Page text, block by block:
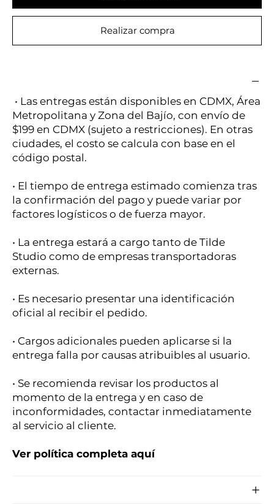
Realizar compra
• Las entregas están disponibles en CDMX, Área
Metropolitana y Zona del Bajío, con envío de
$199 en CDMX (sujeto a restricciones). En otras
ciudades, el costo se calcula con base en el
código postal.
• El tiempo de entrega estimado comienza tras
la confirmación del pago y puede variar por
factores logísticos o de fuerza mayor.
• La entrega estará a cargo tanto de Tilde
Studio como de empresas transportadoras
externas.
• Es necesario presentar una identificación
oficial al recibir el pedido.
• Cargos adicionales pueden aplicarse si la
entrega falla por causas atribuibles al usuario.
• Se recomienda revisar los productos al
momento de la entrega y en caso de
inconformidades, contactar inmediatamente
al servicio al cliente.
Ver política completa aquí